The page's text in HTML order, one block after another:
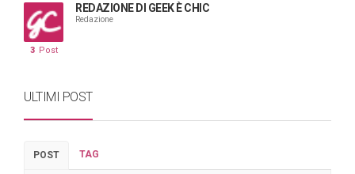
REDAZIONE DI GEEK È CHIC
Redazione
3 Post
ULTIMI POST
POST TAG